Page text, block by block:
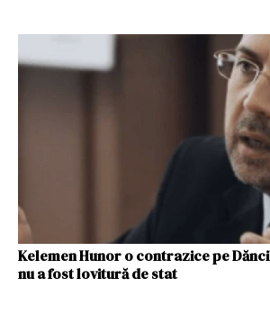
Kelemen Hunor o contrazice pe
nu a fost lovitură de stat